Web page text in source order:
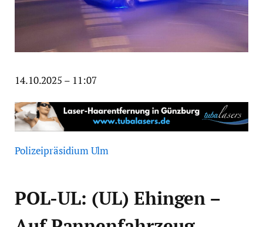
14.10.2025 – 11:07
Polizeipräsidium Ulm
POL-UL: (UL) Ehingen –